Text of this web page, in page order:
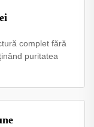
complet fără
puritatea